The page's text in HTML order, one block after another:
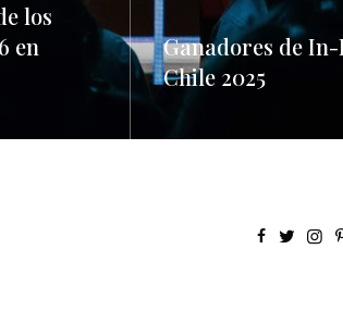
los
en
Ganadores de
Chile 2025